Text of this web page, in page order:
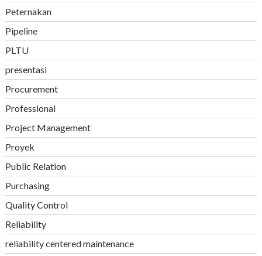
Peternakan
Pipeline
PLTU
presentasi
Procurement
Professional
Project Management
Proyek
Public Relation
Purchasing
Quality Control
Reliability
reliability centered maintenance